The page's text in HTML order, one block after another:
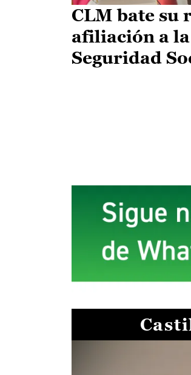
CLM bate su
afiliación a la
Seguridad